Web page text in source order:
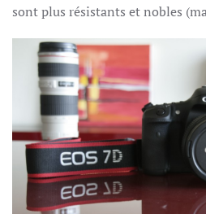
sont plus résistants et nobles